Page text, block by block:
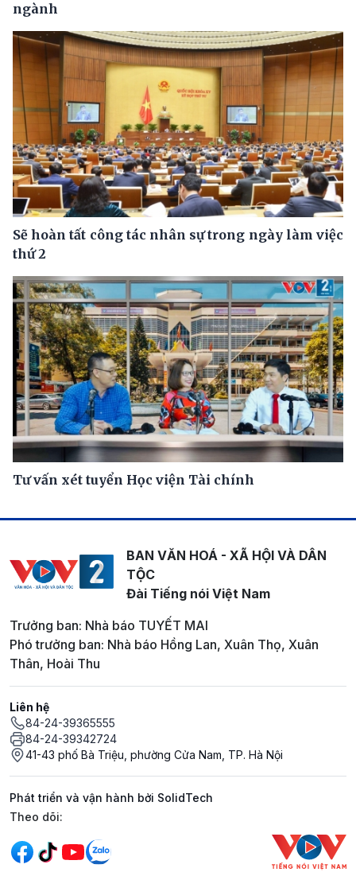
ngành
Sẽ hoàn tất công tác nhân sự trong ngày làm việc
thứ 2
Tư vấn xét tuyển Học viện Tài chính
BAN VĂN HOÁ - XÃ HỘI VÀ DÂN
TỘC
Đài Tiếng nói Việt Nam
Trưởng ban: Nhà báo TUYẾT MAI
Phó trưởng ban: Nhà báo Hồng Lan, Xuân Thọ, Xuân
Thân, Hoài Thu
Liên hệ
84-24-39365555
84-24-39342724
41-43 phố Bà Triệu, phường Cửa Nam, TP. Hà Nội
Phát triển và vận hành bởi SolidTech
Mạng xã hội
Theo dõi: